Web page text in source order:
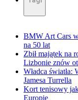
BMW Art Cars
na 50 lat
Zbił majątek na
Lizbonie znów
Władca światła:
Jamesa Turrella
Kort tenisowy
Europie